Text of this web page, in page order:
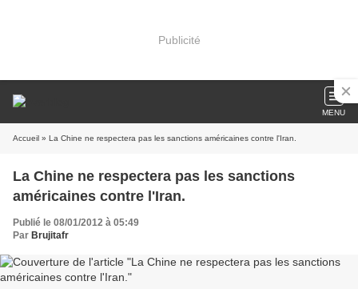
Publicité
MENU
Accueil » La Chine ne respectera pas les sanctions américaines contre l'Iran.
La Chine ne respectera pas les sanctions
américaines contre l'Iran.
Publié le 08/01/2012 à 05:49
Par Brujitafr